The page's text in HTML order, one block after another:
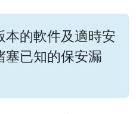
的軟件及適時安
塞已知的保安漏